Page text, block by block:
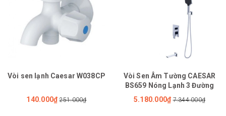
Vòi sen lạnh Caesar W038CP
140.000₫ 251.000₫
Vòi Sen Âm Tường CAESAR
BS659 Nóng Lạnh 3 Đường
5.180.000₫ 7.344.000₫